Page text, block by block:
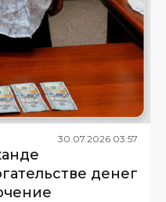
30 07 2026 03:57
денег